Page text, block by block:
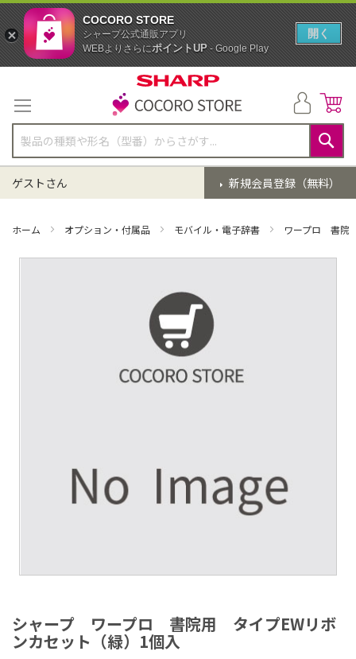
テ
ン
ツ
に
ス
キ
ッ
検
索
新規会員登録（無料）
ゲストさん
ホーム オプション・付属品 モバイル・電子辞書 ワープロ 書院
シャープ ワープロ 書院用 タイプEWリボ
ンカセット（緑）1個入
メ
ー
ジ
COCORO STORE
シャープ公式通販アプリ
WEBよりさらにポイントUP- Google Play
開く